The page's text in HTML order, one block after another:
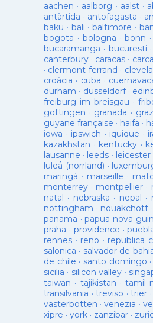
aachen · aalborg · aalst·
antàrtida · antofagasta ·
baku · bali ·baltimore ·
bogota · bologna ·bonn
bucaramanga · bucuresti ·
canterbury · caracas ·
· clermont-ferrand ·
croàcia · cuba ·
durham · düsseldorf·
freiburg im breisgau ·
gottingen · granada · graz
guyane française · haifa ·
iowa · ipswich · iquique ·
kazakhstan · kentucky ·
lausanne · leeds · leicester
luleå (norrland) ·
maringá · marseille ·
monterrey · montpellier ·
natal · nebraska · nepal ·
nottingham · nouakchott ·
panama ·papua nova
praha · providence ·
rennes · reno · republica
salonica · salvador de
de chile · santo domingo ·
sicilia · silicon valley ·
taiwan · tajikistan ·tamil
transilvania ·treviso ·trier
vasterbotten ·venezia ·
xipre · york · zanzibar ·